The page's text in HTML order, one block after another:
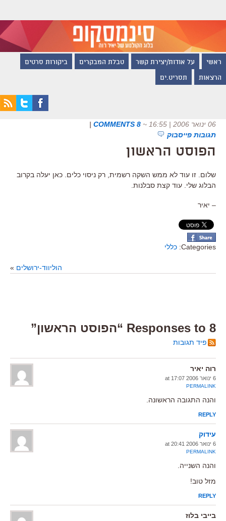
ראשי על אודות/יצירת קשר טבלת המבקרים ביקורות סרטים
הרצאות תסריט.ים
06 ינואר 2006 | 16:55 ~
8 COMMENTS
|
תגובות פייסבוק
הפוסט הראשון
שלום. זו עוד לא ממש השקה רשמית, רק ניסוי כלים. כאן יעלה בקרוב
הבלוג שלי. עוד קצת סבלנות.
– יאיר
Categories: כללי
הוליווד-ירושלים »
8 Responses to “הפוסט הראשון”
פיד תגובות
רוה יאיר
6 ינואר 2006 at 17:07
PERMALINK
והנה התגובה הראשונה.
REPLY
עידוק
6 ינואר 2006 at 20:41
PERMALINK
והנה השנייה.
מזל טוב!
REPLY
בייבי בלוז